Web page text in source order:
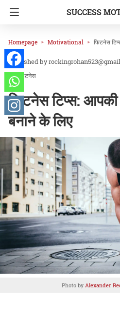
SUCCESS
Homepage Motivational फिटनेस
और फिटनेस
फिटनेस टिप्स:
बनाने के लिए
Photo by Alexander